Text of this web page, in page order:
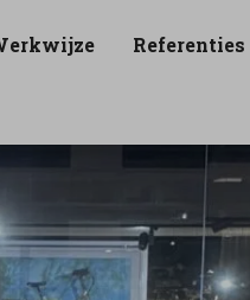
Referenties